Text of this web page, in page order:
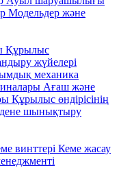
Модельдер және
Құрылыс
жүйелері
механика
Ағаш және
Құрылыс өндірісінің
шынықтыру
винттері Кеме жасау